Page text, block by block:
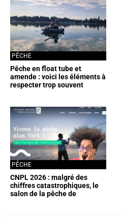
Pêche en float tube et
amende : voici les éléments à
respecter trop souvent
PÊCHE
CNPL 2026 : malgré des
chiffres catastrophiques, le
salon de la pêche de
PÊCHE